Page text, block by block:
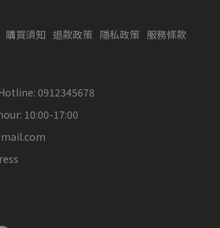
購買須知 退款政策 隱私政策 服務條款
0912345678
10:00-17:00